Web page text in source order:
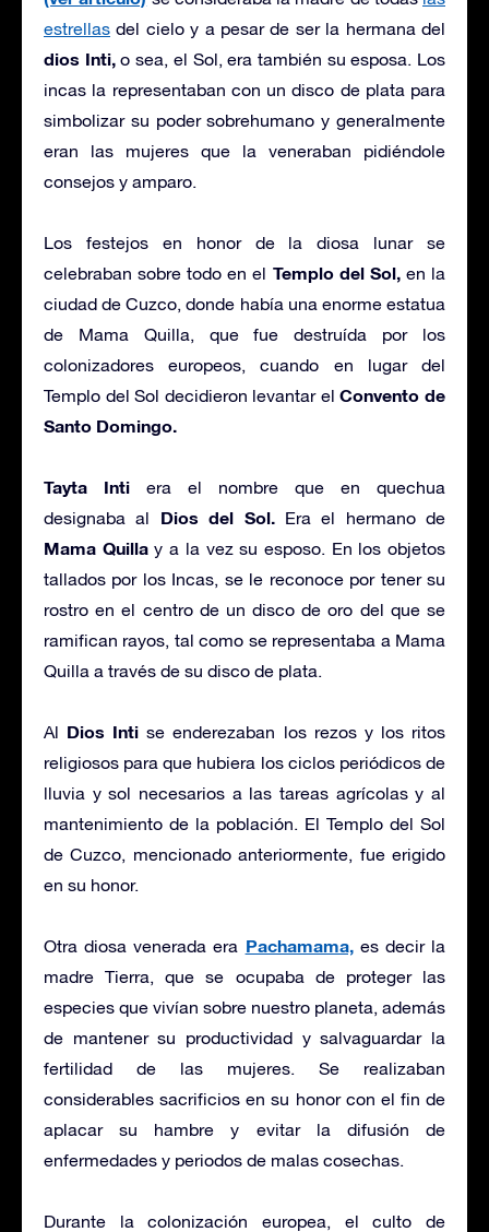
estrellas del cielo y a pesar de ser la hermana del
dios Inti,o sea, el Sol, era también su esposa. Los
incas la representaban con un disco de plata para
simbolizar su poder sobrehumano y generalmente
eran las mujeres que la veneraban pidiéndole
consejos y amparo.
Los festejos en honor de la diosa lunar se
celebraban sobre todo en el Templo del Sol,en la
ciudad de Cuzco, donde había una enorme estatua
de Mama Quilla, que fue destruída por los
colonizadores europeos, cuando en lugar del
Templo del Sol decidieron levantar elConvento de
Santo Domingo.
Tayta Inti era el nombre que en quechua
designaba al Dios del Sol.Era el hermano de
Mama Quillay a la vez su esposo. En los objetos
tallados por los Incas, se le reconoce por tener su
rostro en el centro de un disco de oro del que se
ramifican rayos, tal como se representaba a Mama
Quilla a través de su disco de plata.
Al Dios Inti se enderezaban los rezos y los ritos
religiosos para que hubiera los ciclos periódicos de
lluvia y sol necesarios a las tareas agrícolas y al
mantenimiento de la población. El Templo del Sol
de Cuzco, mencionado anteriormente, fue erigido
en su honor.
Otra diosa venerada era Pachamama,es decir la
madre Tierra, que se ocupaba de proteger las
especies que vivían sobre nuestro planeta, además
de mantener su productividad y salvaguardar la
fertilidad de las mujeres. Se realizaban
considerables sacrificios en su honor con el fin de
aplacar su hambre y evitar la difusión de
enfermedades y periodos de malas cosechas.
Durante la colonización europea, el culto de